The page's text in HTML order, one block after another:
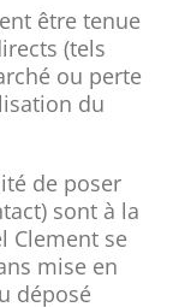
être tenue
(tels
ou perte
du
de poser
sont à la
Clement se
mise en
déposé